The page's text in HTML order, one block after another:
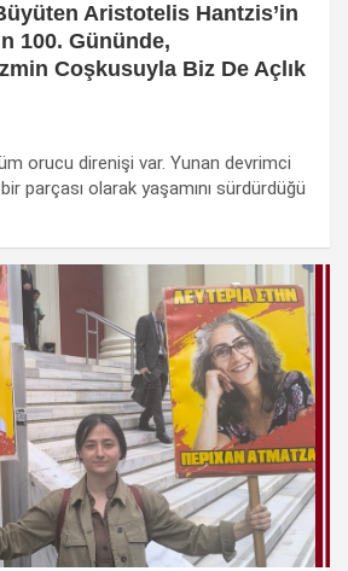
Aristotelis Hantzis’in
100. Gününde,
Coşkusuyla Biz De Açlık
orucu direnişi var. Yunan devrimci
parçası olarak yaşamını sürdürdüğü